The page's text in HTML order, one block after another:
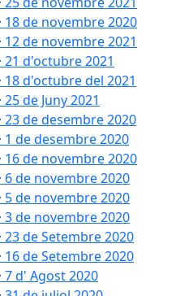
18 de novembre 2020
12 de novembre 2021
21 d'octubre 2021
18 d'octubre del 2021
de Juny 2021
23 de desembre 2020
1 de desembre 2020
16 de novembre 2020
6 de novembre 2020
5 de novembre 2020
3 de novembre 2020
23 de Setembre 2020
16 de Setembre 2020
7 d' Agost 2020